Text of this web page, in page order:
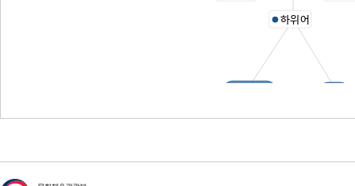
하위어